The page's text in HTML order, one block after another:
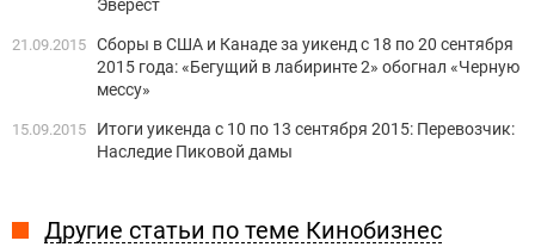
Эверест
21.09.2015 Сборы в США и Канаде за уикенд с 18 по 20 сентября
2015 года: «Бегущий в лабиринте 2» обогнал «Черную
мессу»
15.09.2015
Итоги уикенда с 10 по 13 сентября 2015: Перевозчик:
Наследие Пиковой дамы
Другие статьи по теме Кинобизнес